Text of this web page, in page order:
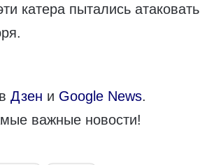
катера пытались атаковать
Дзен и Google News.
важные новости!